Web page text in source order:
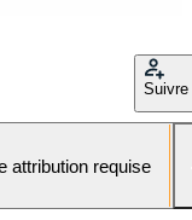
Suivre
attribution requise